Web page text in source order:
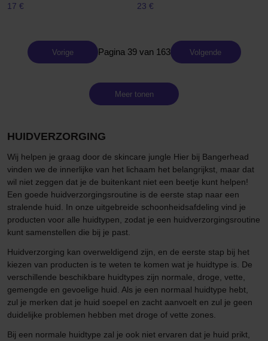
17 € 23 €
Vorige Pagina 39 van 163 Volgende
Meer tonen
HUIDVERZORGING
Wij helpen je graag door de skincare jungle Hier bij Bangerhead
vinden we de innerlijke van het lichaam het belangrijkst, maar dat
wil niet zeggen dat je de buitenkant niet een beetje kunt helpen!
Een goede huidverzorgingsroutine is de eerste stap naar een
stralende huid. In onze uitgebreide schoonheidsafdeling vind je
producten voor alle huidtypen, zodat je een huidverzorgingsroutine
kunt samenstellen die bij je past.
Huidverzorging kan overweldigend zijn, en de eerste stap bij het
kiezen van producten is te weten te komen wat je huidtype is. De
verschillende beschikbare huidtypes zijn normale, droge, vette,
gemengde en gevoelige huid. Als je een normaal huidtype hebt,
zul je merken dat je huid soepel en zacht aanvoelt en zul je geen
duidelijke problemen hebben met droge of vette zones.
Bij een normale huidtype zal je ook niet ervaren dat je huid prikt,